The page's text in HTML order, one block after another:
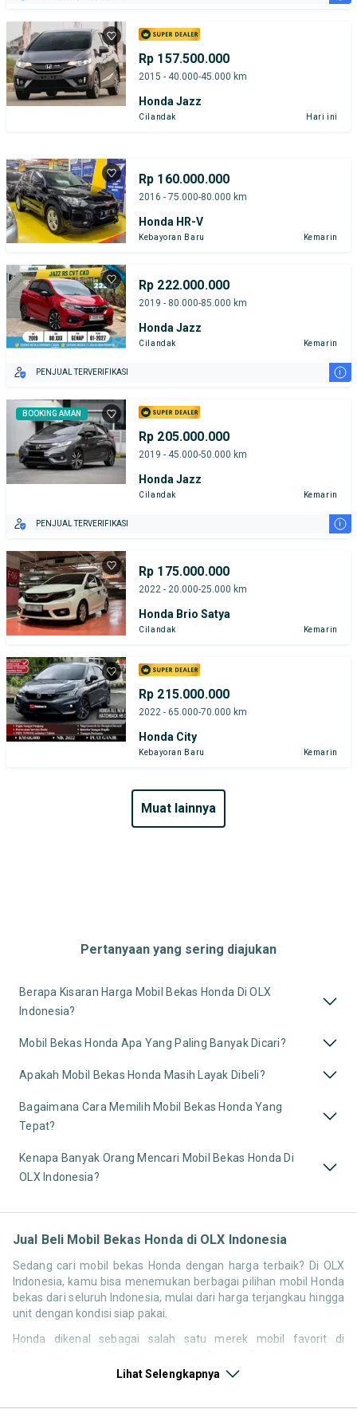
Rp 157.500.000
2015 - 40.000-45.000 km
Honda Jazz
Cilandak Hari ini
Rp 160.000.000
2016 - 75.000-80.000 km
Honda HR-V
Kebayoran Baru Kemarin
Rp 222.000.000
2019 - 80.000-85.000 km
Honda Jazz
Cilandak Kemarin
PENJUAL TERVERIFIKASI i
BOOKING AMAN
Rp 205.000.000
2019 - 45.000-50.000 km
Honda Jazz
Cilandak Kemarin
PENJUAL TERVERIFIKASI i
Rp 175.000.000
2022 - 20.000-25.000 km
Honda Brio Satya
Cilandak Kemarin
Rp 215.000.000
2022 - 65.000-70.000 km
Honda City
Kebayoran Baru Kemarin
muat lainnya
Pertanyaan yang sering diajukan
Berapa Kisaran Harga Mobil Bekas Honda Di OLX
Indonesia?
Mobil Bekas Honda Apa Yang Paling Banyak Dicari?
Apakah Mobil Bekas Honda Masih Layak Dibeli?
Bagaimana Cara Memilih Mobil Bekas Honda Yang
Tepat?
Kenapa Banyak Orang Mencari Mobil Bekas Honda Di
OLX Indonesia?
Jual Beli Mobil Bekas Honda di OLX Indonesia
Sedang cari mobil bekas Honda dengan harga terbaik? Di OLX
Indonesia, kamu bisa menemukan berbagai pilihan mobil Honda
bekas dari seluruh Indonesia, mulai dari harga terjangkau hingga
unit dengan kondisi siap pakai.
Honda dikenal sebagai salah satu merek mobil favorit di
responsif, serta kenyamanan berkendara. Tidak heran jika
Lihat Selengkapnya